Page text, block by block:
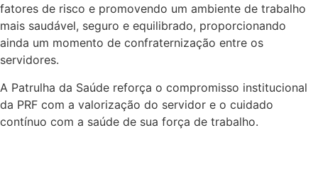
fatores de risco e promovendo um ambiente de trabalho
mais saudável, seguro e equilibrado, proporcionando
ainda um momento de confraternização entre os
servidores.
A Patrulha da Saúde reforça o compromisso institucional
da PRF com a valorização do servidor e o cuidado
contínuo com a saúde de sua força de trabalho.